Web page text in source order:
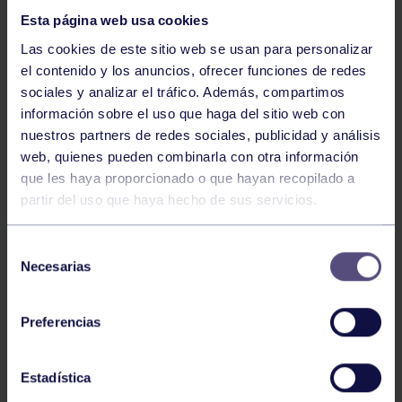
Esta página web usa cookies
Las cookies de este sitio web se usan para personalizar
el contenido y los anuncios, ofrecer funciones de redes
sociales y analizar el tráfico. Además, compartimos
información sobre el uso que haga del sitio web con
nuestros partners de redes sociales, publicidad y análisis
web, quienes pueden combinarla con otra información
que les haya proporcionado o que hayan recopilado a
partir del uso que haya hecho de sus servicios.
Necesarias
Preferencias
Estadística
Natación 27 Jul 2026
CAMPEONATO DE ESPAÑA DE
NATACIÓN ADAPTADA
Natación